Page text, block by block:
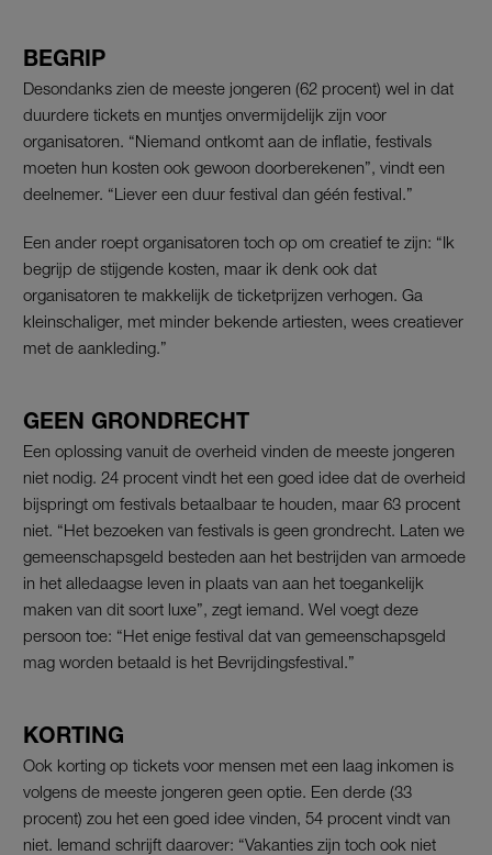
BEGRIP
Desondanks zien de meeste jongeren (62 procent) wel in dat
duurdere tickets en muntjes onvermijdelijk zijn voor
organisatoren. “Niemand ontkomt aan de inflatie, festivals
moeten hun kosten ook gewoon doorberekenen”, vindt een
deelnemer. “Liever een duur festival dan géén festival.”
Een ander roept organisatoren toch op om creatief te zijn: “Ik
begrijp de stijgende kosten, maar ik denk ook dat
organisatoren te makkelijk de ticketprijzen verhogen. Ga
kleinschaliger, met minder bekende artiesten, wees creatiever
met de aankleding.”
GEEN GRONDRECHT
Een oplossing vanuit de overheid vinden de meeste jongeren
niet nodig. 24 procent vindt het een goed idee dat de overheid
bijspringt om festivals betaalbaar te houden, maar 63 procent
niet. “Het bezoeken van festivals is geen grondrecht. Laten we
gemeenschapsgeld besteden aan het bestrijden van armoede
in het alledaagse leven in plaats van aan het toegankelijk
maken van dit soort luxe”, zegt iemand. Wel voegt deze
persoon toe: “Het enige festival dat van gemeenschapsgeld
mag worden betaald is het Bevrijdingsfestival.”
KORTING
Ook korting op tickets voor mensen met een laag inkomen is
volgens de meeste jongeren geen optie. Een derde (33
procent) zou het een goed idee vinden, 54 procent vindt van
niet. Iemand schrijft daarover: “Vakanties zijn toch ook niet